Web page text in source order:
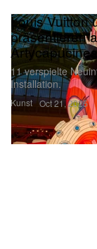
Kunst
Louis Vuitton
präsentieren
11 verspielte
Installation.
Oct 21, 2025